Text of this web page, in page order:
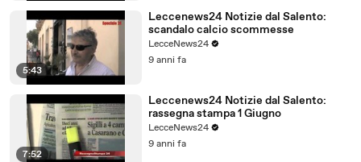
5:43
Leccenews24 Notizie dal Salento:
scandalo calcio scommesse
LecceNews24
9 anni fa
7:52
Leccenews24 Notizie dal Salento:
rassegna stampa 1 Giugno
LecceNews24
9 anni fa